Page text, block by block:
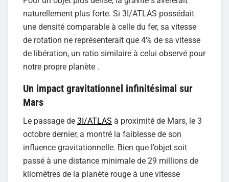
naturellement plus forte. Si 3I/ATLAS possédait
une densité comparable à celle du fer, sa vitesse
de rotation ne représenterait que 4% de sa vitesse
de libération, un ratio similaire à celui observé pour
notre propre planète .
Un impact gravitationnel infinitésimal sur
Mars
Le passage de 3I/ATLAS à proximité de Mars, le 3
octobre dernier, a montré la faiblesse de son
influence gravitationnelle. Bien que l’objet soit
passé à une distance minimale de 29 millions de
kilomètres de la planète rouge à une vitesse